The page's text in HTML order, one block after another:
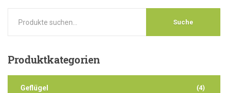
Suche
Produktkategorien
Geflügel (4)